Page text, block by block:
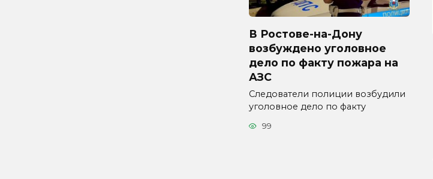
В Ростове-на-Дону
возбуждено уголовное
дело по факту пожара на
АЗС
Следователи полиции возбудили
уголовное дело по факту
99